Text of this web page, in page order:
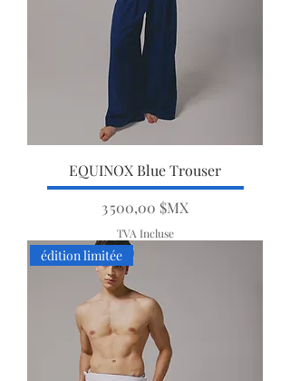
EQUINOX Blue Trouser
Prix
3 500,00 $MX
TVA Incluse
édition limitée